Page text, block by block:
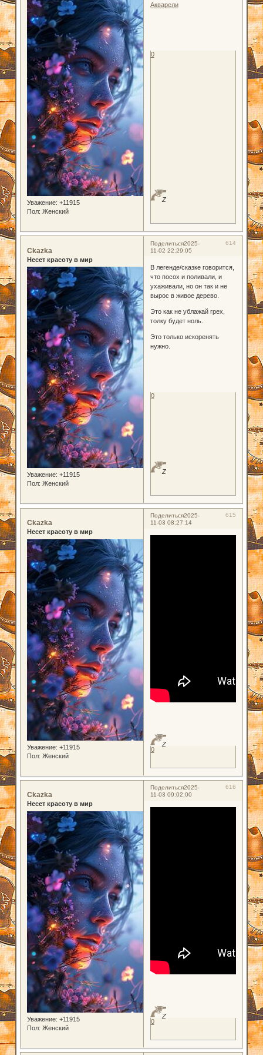
Уважение: +11915
Пол: Женский
Акварели
Z
0
Поделиться 614
2025-
11-02 22:29:05
Ckazka
Несет красоту в мир
Уважение: +11915
Пол: Женский
В легенде/сказке говорится,
что посох и поливали, и
ухаживали, но он так и не
вырос в живое дерево.
Это как не ублажай грех,
толку будет ноль.
Это только искоренять
нужно.
Z
0
Поделиться 615
2025-
11-03 08:27:14
Ckazka
Несет красоту в мир
Уважение: +11915
Пол: Женский
Z
0
Поделиться 616
2025-
11-03 09:02:00
Ckazka
Несет красоту в мир
Уважение: +11915
Пол: Женский
Z
0